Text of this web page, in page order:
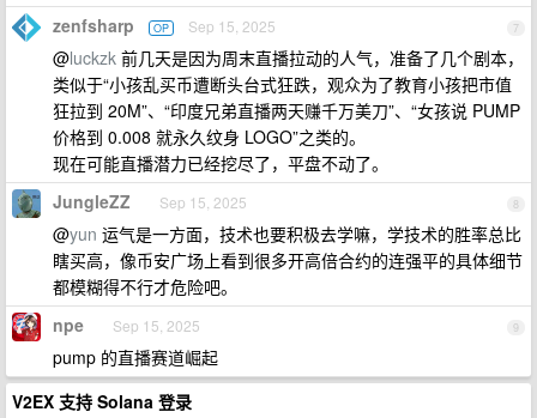
7
zenfsharp OP Sep 15, 2025
@luckzk 前几天是因为周末直播拉动的人气，准备了几个剧本，
类似于“小孩乱买币遭断头台式狂跌，观众为了教育小孩把市值
狂拉到 20M”、“印度兄弟直播两天赚千万美刀”、“女孩说 PUMP
价格到 0.008 就永久纹身 LOGO”之类的。
现在可能直播潜力已经挖尽了，平盘不动了。
8
JungleZZ Sep 15, 2025
@yun 运气是一方面，技术也要积极去学嘛，学技术的胜率总比
瞎买高，像币安广场上看到很多开高倍合约的连强平的具体细节
都模糊得不行才危险吧。
9
npe Sep 15, 2025
pump 的直播赛道崛起
V2EX 支持 Solana 登录